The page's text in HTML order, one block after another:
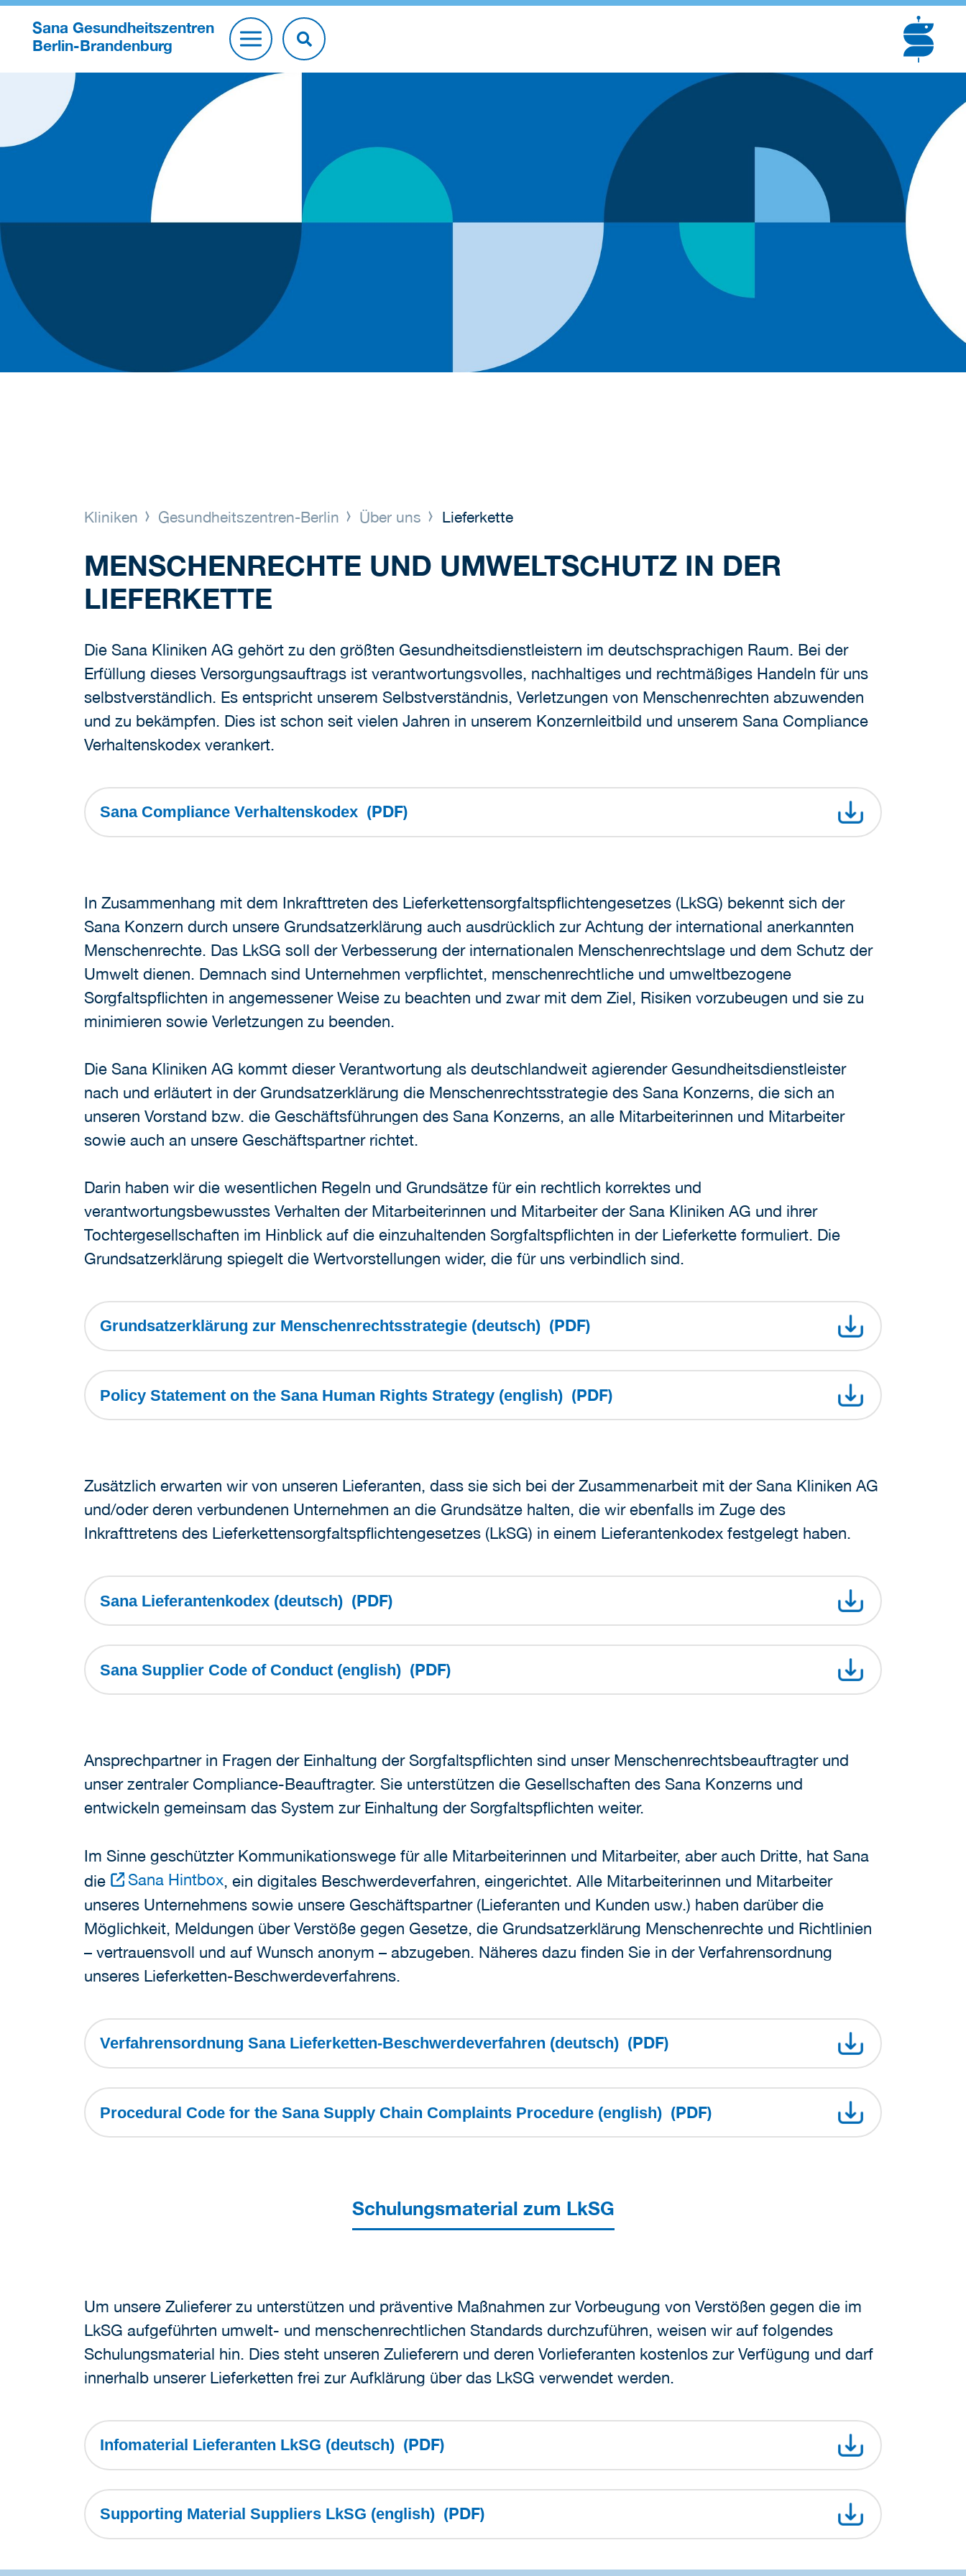
Sana Gesundheitszentren
Berlin-Brandenburg
Kliniken Gesundheitszentren-Berlin Über uns Lieferkette
MENSCHENRECHTE UND UMWELTSCHUTZ IN DER
LIEFERKETTE
Die Sana Kliniken AG gehört zu den größten Gesundheitsdienstleistern im deutschsprachigen Raum. Bei der
Erfüllung dieses Versorgungsauftrags ist verantwortungsvolles, nachhaltiges und rechtmäßiges Handeln für uns
selbstverständlich. Es entspricht unserem Selbstverständnis, Verletzungen von Menschenrechten abzuwenden
und zu bekämpfen. Dies ist schon seit vielen Jahren in unserem Konzernleitbild und unserem Sana Compliance
Verhaltenskodex verankert.
Sana Compliance Verhaltenskodex (PDF)
In Zusammenhang mit dem Inkrafttreten des Lieferkettensorgfaltspflichtengesetzes (LkSG) bekennt sich der
Sana Konzern durch unsere Grundsatzerklärung auch ausdrücklich zur Achtung der international anerkannten
Menschenrechte. Das LkSG soll der Verbesserung der internationalen Menschenrechtslage und dem Schutz der
Umwelt dienen. Demnach sind Unternehmen verpflichtet, menschenrechtliche und umweltbezogene
Sorgfaltspflichten in angemessener Weise zu beachten und zwar mit dem Ziel, Risiken vorzubeugen und sie zu
minimieren sowie Verletzungen zu beenden.
Die Sana Kliniken AG kommt dieser Verantwortung als deutschlandweit agierender Gesundheitsdienstleister
nach und erläutert in der Grundsatzerklärung die Menschenrechtsstrategie des Sana Konzerns, die sich an
unseren Vorstand bzw. die Geschäftsführungen des Sana Konzerns, an alle Mitarbeiterinnen und Mitarbeiter
sowie auch an unsere Geschäftspartner richtet.
Darin haben wir die wesentlichen Regeln und Grundsätze für ein rechtlich korrektes und
verantwortungsbewusstes Verhalten der Mitarbeiterinnen und Mitarbeiter der Sana Kliniken AG und ihrer
Tochtergesellschaften im Hinblick auf die einzuhaltenden Sorgfaltspflichten in der Lieferkette formuliert. Die
Grundsatzerklärung spiegelt die Wertvorstellungen wider, die für uns verbindlich sind.
Grundsatzerklärung zur Menschenrechtsstrategie (deutsch) (PDF)
Policy Statement on the Sana Human Rights Strategy (english) (PDF)
Zusätzlich erwarten wir von unseren Lieferanten, dass sie sich bei der Zusammenarbeit mit der Sana Kliniken AG
und/oder deren verbundenen Unternehmen an die Grundsätze halten, die wir ebenfalls im Zuge des
Inkrafttretens des Lieferkettensorgfaltspflichtengesetzes (LkSG) in einem Lieferantenkodex festgelegt haben.
Sana Lieferantenkodex (deutsch) (PDF)
Sana Supplier Code of Conduct (english) (PDF)
Ansprechpartner in Fragen der Einhaltung der Sorgfaltspflichten sind unser Menschenrechtsbeauftragter und
unser zentraler Compliance-Beauftragter. Sie unterstützen die Gesellschaften des Sana Konzerns und
entwickeln gemeinsam das System zur Einhaltung der Sorgfaltspflichten weiter.
Im Sinne geschützter Kommunikationswege für alle Mitarbeiterinnen und Mitarbeiter, aber auch Dritte, hat Sana
die
Sana Hintbox, ein digitales Beschwerdeverfahren, eingerichtet. Alle Mitarbeiterinnen und Mitarbeiter
unseres Unternehmens sowie unsere Geschäftspartner (Lieferanten und Kunden usw.) haben darüber die
Möglichkeit, Meldungen über Verstöße gegen Gesetze, die Grundsatzerklärung Menschenrechte und Richtlinien
– vertrauensvoll und auf Wunsch anonym – abzugeben. Näheres dazu finden Sie in der Verfahrensordnung
unseres Lieferketten-Beschwerdeverfahrens.
Verfahrensordnung Sana Lieferketten-Beschwerdeverfahren (deutsch) (PDF)
Procedural Code for the Sana Supply Chain Complaints Procedure (english) (PDF)
Schulungsmaterial zum LkSG
Um unsere Zulieferer zu unterstützen und präventive Maßnahmen zur Vorbeugung von Verstößen gegen die im
LkSG aufgeführten umwelt- und menschenrechtlichen Standards durchzuführen, weisen wir auf folgendes
Schulungsmaterial hin. Dies steht unseren Zulieferern und deren Vorlieferanten kostenlos zur Verfügung und darf
innerhalb unserer Lieferketten frei zur Aufklärung über das LkSG verwendet werden.
Infomaterial Lieferanten LkSG (deutsch) (PDF)
Supporting Material Suppliers LkSG (english) (PDF)